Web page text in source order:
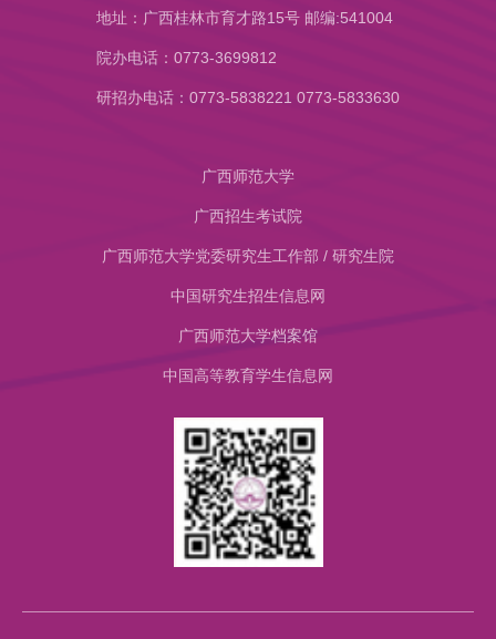
地址：广西桂林市育才路15号 邮编:541004
院办电话：0773-3699812
研招办电话：0773-5838221 0773-5833630
广西师范大学
广西招生考试院
广西师范大学党委研究生工作部 / 研究生院
中国研究生招生信息网
​广西师范大学档案馆
中国高等教育学生信息网